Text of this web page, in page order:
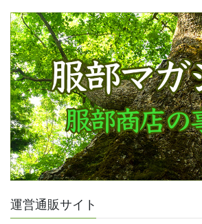
運営通販サイト